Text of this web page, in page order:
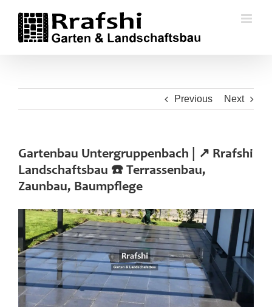
content
Previous Next
Gartenbau Untergruppenbach | ↗️ Rrafshi
Landschaftsbau ☎️ Terrassenbau,
Zaunbau, Baumpflege